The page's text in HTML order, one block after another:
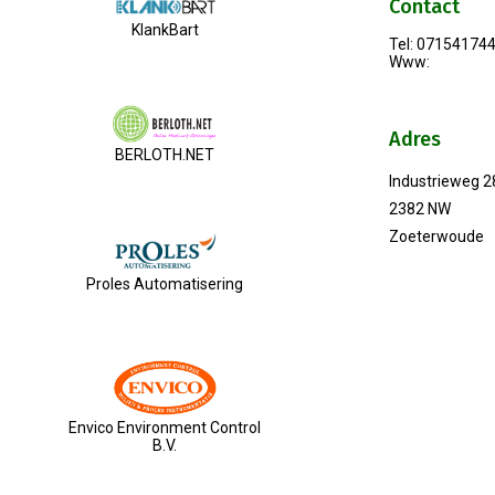
Contact
Tel:
Www:
Adres
Industrieweg
2382 NW
Zoeterwoude
KlankBart
BERLOTH.NET
Proles Automatisering
Envico Environment Control
B.V.